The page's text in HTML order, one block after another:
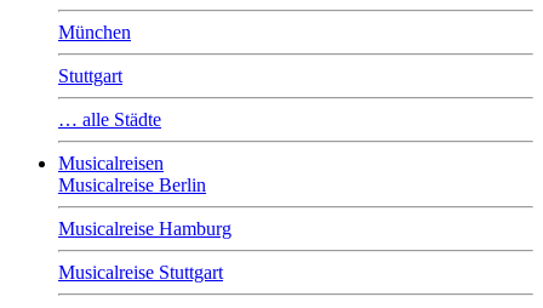
München
Stuttgart
… alle Städte
Musicalreisen
Musicalreise Berlin
Musicalreise Hamburg
Musicalreise Stuttgart